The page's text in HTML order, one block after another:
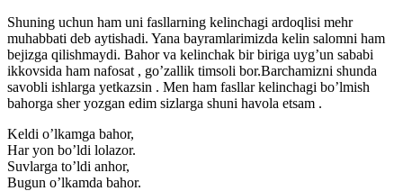
Shuning uchun ham uni fasllarning kelinchagi ardoqlisi mehr
muhabbati deb aytishadi. Yana bayramlarimizda kelin salomni ham
bejizga qilishmaydi. Bahor va kelinchak bir biriga uyg’un sababi
ikkovsida ham nafosat , go’zallik timsoli bor.Barchamizni shunda
savobli ishlarga yetkazsin . Men ham fasllar kelinchagi bo’lmish
bahorga sher yozgan edim sizlarga shuni havola etsam .
Keldi o’lkamga bahor,
Har yon bo’ldi lolazor.
Suvlarga to’ldi anhor,
Bugun o’lkamda bahor.